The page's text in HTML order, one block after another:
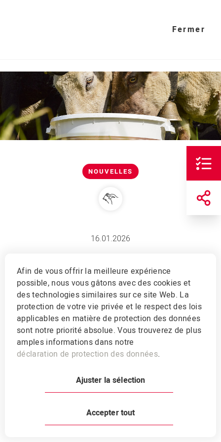
Fermer
NOUVELLES
16.01.2026
Bien utiliser les
seaux à lécher
Il ne suffit pas de les disposer. Les seaux à
lécher pour moutons et chèvres ne sont
efficaces que s'ils sont utilisés correctement.
Nous vous indiquons les points à prendre en
Afin de vous offrir la meilleure expérience
possible, nous vous gâtons avec des cookies et
des technologies similaires sur ce site Web. La
protection de votre vie privée et le respect des lois
applicables en matière de protection des données
sont notre priorité absolue. Vous trouverez de plus
amples informations dans notre
déclaration de protection des données.
Ajuster la sélection
Accepter tout